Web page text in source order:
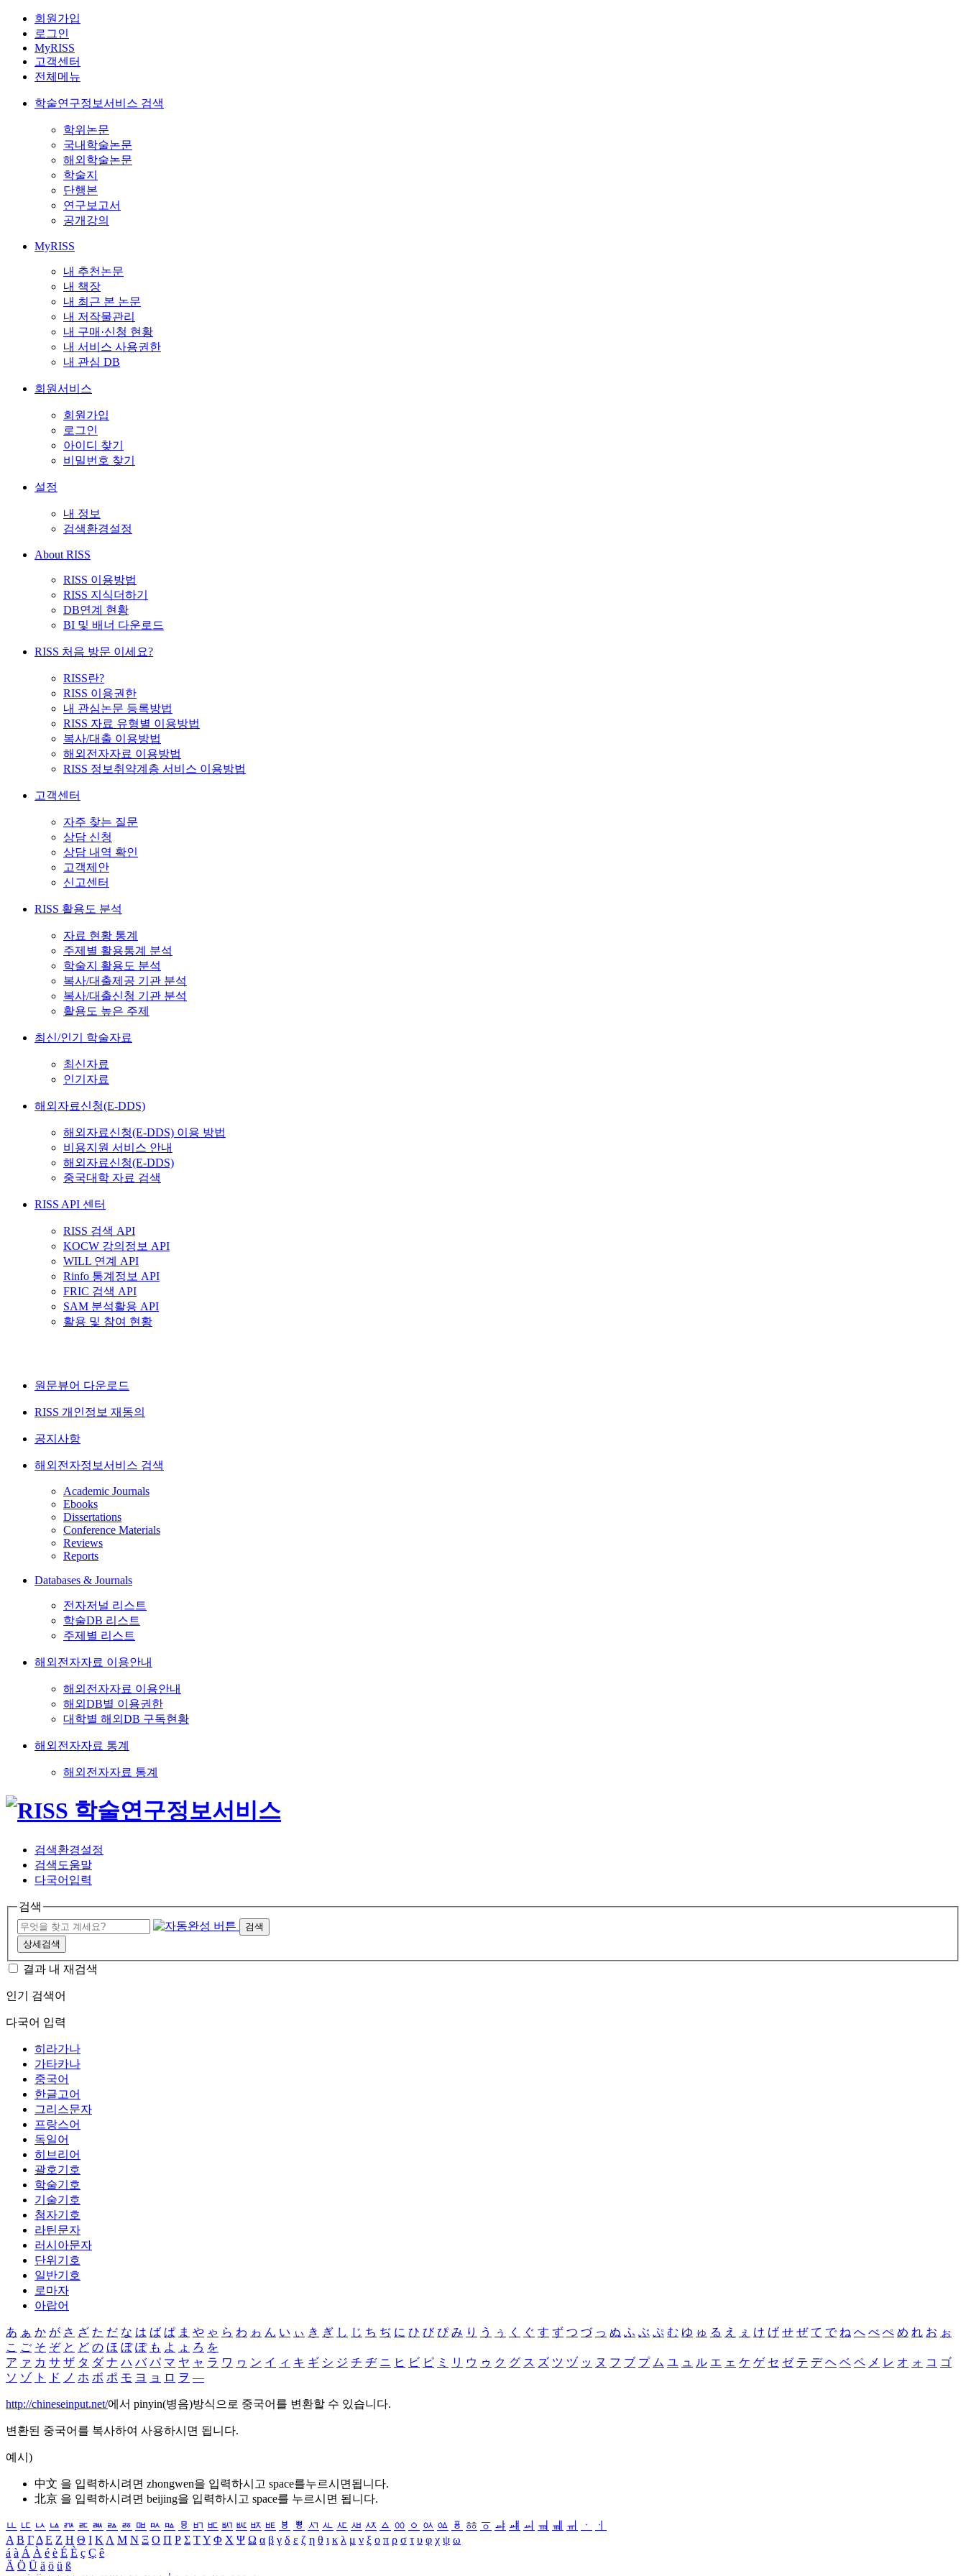
회원가입
로그인
MyRISS
고객센터
전체메뉴
학술연구정보서비스 검색
학위논문
국내학술논문
해외학술논문
학술지
단행본
연구보고서
공개강의
MyRISS
내 추천논문
내 책장
내 최근 본 논문
내 저작물관리
내 구매·신청 현황
내 서비스 사용권한
내 관심 DB
회원서비스
회원가입
로그인
아이디 찾기
비밀번호 찾기
설정
내 정보
검색환경설정
About RISS
RISS 이용방법
RISS 지식더하기
DB연계 현황
BI 및 배너 다운로드
RISS 처음 방문 이세요?
RISS란?
RISS 이용권한
내 관심논문 등록방법
RISS 자료 유형별 이용방법
복사/대출 이용방법
해외전자자료 이용방법
RISS 정보취약계층 서비스 이용방법
고객센터
자주 찾는 질문
상담 신청
상담 내역 확인
고객제안
신고센터
RISS 활용도 분석
자료 현황 통계
주제별 활용통계 분석
학술지 활용도 분석
복사/대출제공 기관 분석
복사/대출신청 기관 분석
활용도 높은 주제
최신/인기 학술자료
최신자료
인기자료
해외자료신청(E-DDS)
해외자료신청(E-DDS) 이용 방법
비용지원 서비스 안내
해외자료신청(E-DDS)
중국대학 자료 검색
RISS API 센터
RISS 검색 API
KOCW 강의정보 API
WILL 연계 API
Rinfo 통계정보 API
FRIC 검색 API
SAM 분석활용 API
활용 및 참여 현황
원문뷰어 다운로드
RISS 개인정보 재동의
공지사항
해외전자정보서비스 검색
Academic Journals
Ebooks
Dissertations
Conference Materials
Reviews
Reports
Databases & Journals
전자저널 리스트
학술DB 리스트
주제별 리스트
해외전자자료 이용안내
해외전자자료 이용안내
해외DB별 이용권한
대학별 해외DB 구독현황
해외전자자료 통계
해외전자자료 통계
검색환경설정
검색도움말
다국어입력
검색
검색
상세검색
결과 내 재검색
인기 검색어
다국어 입력
히라가나
가타카나
중국어
한글고어
그리스문자
프랑스어
독일어
히브리어
괄호기호
학술기호
기술기호
첨자기호
라틴문자
러시아문자
단위기호
일반기호
로마자
아랍어
あ ぁ か が さ ざ た だ な は ば ぱ ま や ゃ ら わ ゎ ん い ぃ き ぎ し じ ち ぢ に ひ び ぴ み り う ぅ く ぐ す ず つ づ っ ぬ ふ ぶ ぷ む ゆ ゅ る え ぇ け げ せ ぜ て で ね へ べ ぺ め れ お ぉ
こ ご そ ぞ と ど の ほ ぼ ぽ も よ ょ ろ を
ア ァ カ サ ザ タ ダ ナ ハ バ パ マ ヤ ャ ラ ワ ヮ ン イ ィ キ ギ シ ジ チ ヂ ニ ヒ ビ ピ ミ リ ウ ゥ ク グ ス ズ ツ ヅ ッ ヌ フ ブ プ ム ユ ュ ル エ ェ ケ ゲ セ ゼ テ デ ヘ ベ ペ メ レ オ ォ コ ゴ
ソ ゾ ト ド ノ ホ ボ ポ モ ヨ ョ ロ ヲ ―
http://chineseinput.net/에서 pinyin(병음)방식으로 중국어를 변환할 수 있습니다.
변환된 중국어를 복사하여 사용하시면 됩니다.
예시)
中文 을 입력하시려면 zhongwen을 입력하시고 space를누르시면됩니다.
北京 을 입력하시려면 beijing을 입력하시고 space를 누르시면 됩니다.
ㅥ ㅦ ㅧ ㅨ ㅩ ㅪ ㅫ ㅬ ㅭ ㅮ ㅯ ㅰ ㅱ ㅲ ㅳ ㅴ ㅵ ㅶ ㅷ ㅸ ㅹ ㅺ ㅻ ㅼ ㅽ ㅾ ㅿ ㆀ ㆁ ㆂ ㆃ ㆄ ㆅ ㆆ ㆇ ㆈ ㆉ ㆊ ㆋ ㆌ ㆍ
ㆎ
Α Β ΓΔ Ε Ζ Η Θ Ι ΚΛ Μ Ν Ξ Ο Π Ρ Σ ΤΥ Φ Χ Ψ Ω α β γ δ ε ζ η θ ι κ λ μ ν ξ ο π ρ σ τ υ φ χ ψ ω
á à Á À é è É È ç Ç ê
Ä Ö Ü ä ö ü ß